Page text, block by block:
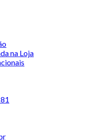
na Loja